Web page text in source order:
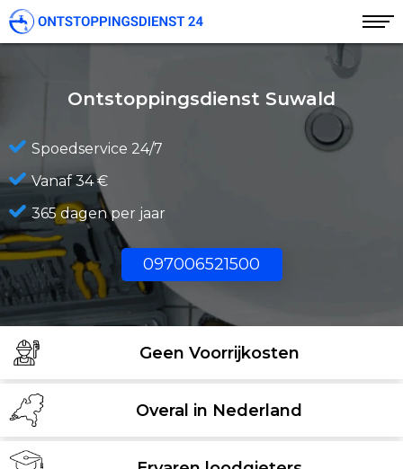
Ontstoppingsdienst Suwald
Spoedservice 24/7
Vanaf 34 €
365 dagen per jaar
097006521500
Geen Voorrijkosten
Overal in Nederland